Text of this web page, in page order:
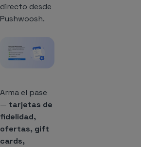
directo desde
Pushwoosh.
Arma el pase
— tarjetas de
fidelidad,
ofertas, gift
cards,